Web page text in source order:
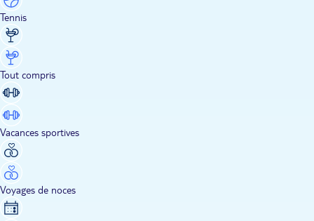
Tennis
Tout compris
Vacances sportives
Voyages de noces